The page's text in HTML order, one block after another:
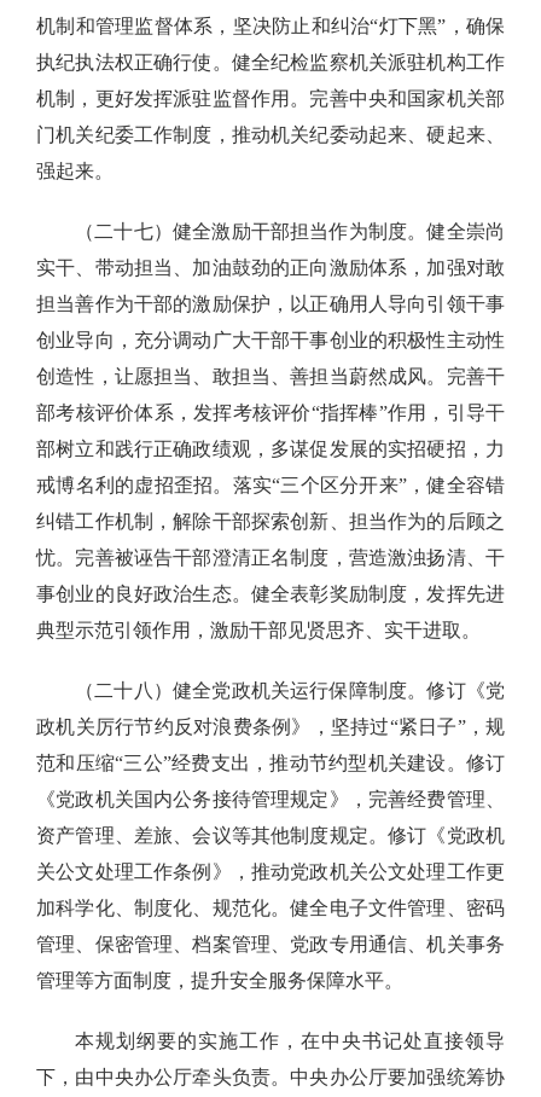
机制和管理监督体系，坚决防止和纠治“灯下黑”，确保
执纪执法权正确行使。健全纪检监察机关派驻机构工作
机制，更好发挥派驻监督作用。完善中央和国家机关部
门机关纪委工作制度，推动机关纪委动起来、硬起来、
强起来。
（二十七）健全激励干部担当作为制度。健全崇尚
实干、带动担当、加油鼓劲的正向激励体系，加强对敢
担当善作为干部的激励保护，以正确用人导向引领干事
创业导向，充分调动广大干部干事创业的积极性主动性
创造性，让愿担当、敢担当、善担当蔚然成风。完善干
部考核评价体系，发挥考核评价“指挥棒”作用，引导干
部树立和践行正确政绩观，多谋促发展的实招硬招，力
戒博名利的虚招歪招。落实“三个区分开来”，健全容错
纠错工作机制，解除干部探索创新、担当作为的后顾之
忧。完善被诬告干部澄清正名制度，营造激浊扬清、干
事创业的良好政治生态。健全表彰奖励制度，发挥先进
典型示范引领作用，激励干部见贤思齐、实干进取。
（二十八）健全党政机关运行保障制度。修订《党
政机关厉行节约反对浪费条例》，坚持过“紧日子”，规
范和压缩“三公”经费支出，推动节约型机关建设。修订
《党政机关国内公务接待管理规定》，完善经费管理、
资产管理、差旅、会议等其他制度规定。修订《党政机
关公文处理工作条例》，推动党政机关公文处理工作更
加科学化、制度化、规范化。健全电子文件管理、密码
管理、保密管理、档案管理、党政专用通信、机关事务
管理等方面制度，提升安全服务保障水平。
本规划纲要的实施工作，在中央书记处直接领导
下，由中央办公厅牵头负责。中央办公厅要加强统筹协